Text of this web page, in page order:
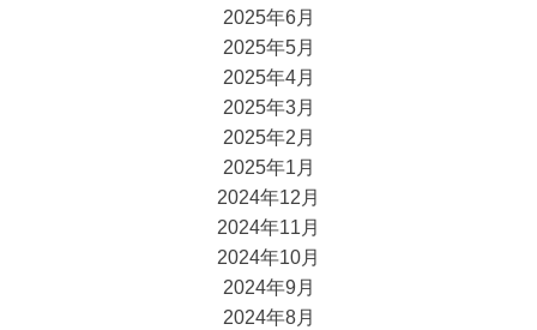
2025年6月
2025年5月
2025年4月
2025年3月
2025年2月
2025年1月
2024年12月
2024年11月
2024年10月
2024年9月
2024年8月